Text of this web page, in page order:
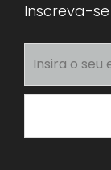
Inscreva-